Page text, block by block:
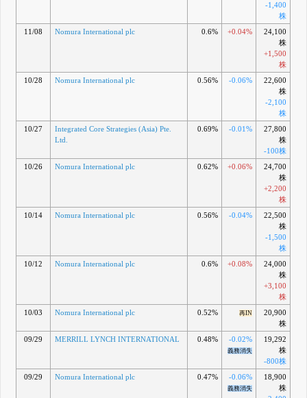
-1,400
株
11/08
Nomura International plc 0.6% +0.04%
24,100
株
+1,500
株
10/28
Nomura International plc 0.56% -0.06%
22,600
株
-2,100
株
10/27
Integrated Core Strategies (Asia) Pte.
Ltd.
0.69% -0.01%
27,800
株
-100株
10/26
Nomura International plc 0.62% +0.06%
24,700
株
+2,200
株
10/14
Nomura International plc 0.56% -0.04%
22,500
株
-1,500
株
10/12
Nomura International plc 0.6% +0.08%
24,000
株
+3,100
株
10/03
Nomura International plc 0.52% 再IN
20,900
株
09/29
MERRILL LYNCH INTERNATIONAL 0.48% -0.02%
義務消失
19,292
株
-800株
09/29
Nomura International plc 0.47% -0.06%
義務消失
18,900
株